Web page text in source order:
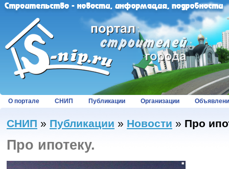
О портале СНИП Публикации Организации
СНИП » Публикации » Новости » Про
Про ипотеку.